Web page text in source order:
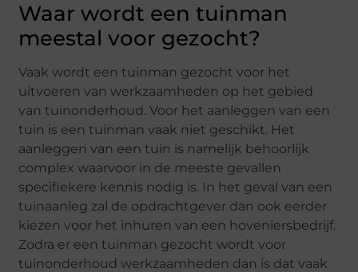
Waar wordt een tuinman
meestal voor gezocht?
Vaak wordt een tuinman gezocht voor het
uitvoeren van werkzaamheden op het gebied
van tuinonderhoud. Voor het aanleggen van een
tuin is een tuinman vaak niet geschikt. Het
aanleggen van een tuin is namelijk behoorlijk
complex waarvoor in de meeste gevallen
specifiekere kennis nodig is. In het geval van een
tuinaanleg zal de opdrachtgever dan ook eerder
kiezen voor het inhuren van een hoveniersbedrijf.
Zodra er een tuinman gezocht wordt voor
tuinonderhoud werkzaamheden dan is dat vaak